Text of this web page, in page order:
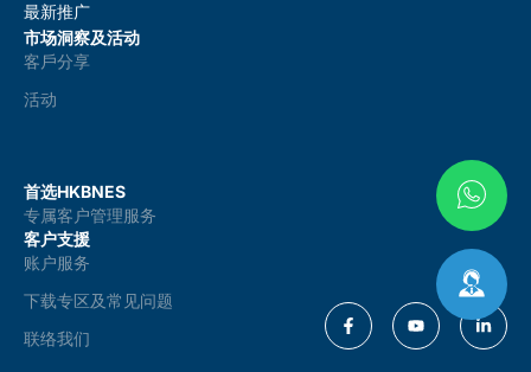
最新推广
市场洞察及活动
客戶分享
活动
首选HKBNES
专属客户管理服务
客户支援
账户服务
下载专区及常见问题
联络我们